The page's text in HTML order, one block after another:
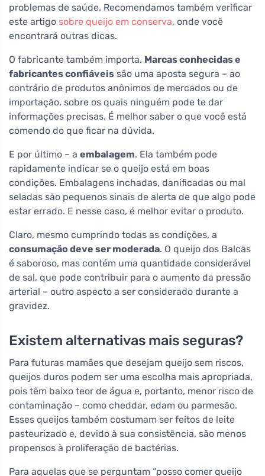
problemas de saúde. Recomendamos também verificar
este artigo sobre queijo em conserva, onde você
encontrará outras dicas.
O fabricante também importa. Marcas conhecidas e
fabricantes confiáveis são uma aposta segura – ao
contrário de produtos anônimos de mercados ou de
importação, sobre os quais ninguém pode te dar
informações precisas. É melhor saber o que você está
comendo do que ficar na dúvida.
E por último – a embalagem. Ela também pode
rapidamente indicar se o queijo está em boas
condições. Embalagens inchadas, danificadas ou mal
seladas são pequenos sinais de alerta de que algo pode
estar errado. E nesse caso, é melhor evitar o produto.
Claro, mesmo cumprindo todas as condições, a
consumação deve ser moderada. O queijo dos Balcãs
é saboroso, mas contém uma quantidade considerável
de sal, que pode contribuir para o aumento da pressão
arterial – outro aspecto a ser considerado durante a
gravidez.
Existem alternativas mais seguras?
Para futuras mamães que desejam queijo sem riscos,
queijos duros podem ser uma escolha mais apropriada,
pois têm baixo teor de água e, portanto, menor risco de
contaminação – como cheddar, edam ou parmesão.
Esses queijos também costumam ser feitos de leite
pasteurizado e, devido à sua consistência, são menos
propensos à proliferação de bactérias.
Para aquelas que se perguntam “posso comer queijo